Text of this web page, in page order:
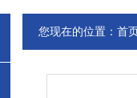
您现在的位置： 首